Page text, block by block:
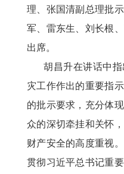
理、张国清副总理批
军、雷东生、刘长根
出席。
胡昌升在讲话中
灾工作作出的重要指
的批示要求，充分体
众的深切牵挂和关怀
财产安全的高度重视
贯彻习近平总书记重